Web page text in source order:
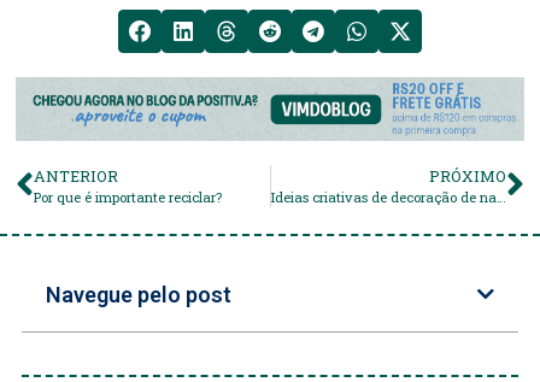
ANTERIOR
Por que é importante reciclar?
PRÓXIMO
Navegue pelo post